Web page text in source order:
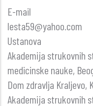
NA
SRBIJU
E-mail
lesta59@yahoo.com
Ustanova
Akademija strukovnih
medicinske nauke,
Dom zdravlja Kraljevo,
Akademija strukovnih